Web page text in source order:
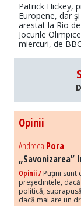
Patrick Hickey,
Europene, dar
arestat la Rio
Jocurile
miercuri, de
Opinii
Andreea Pora
„Savonizarea”
Opinii / Puțini sunt
președintele,
politică,
dacă mai are un